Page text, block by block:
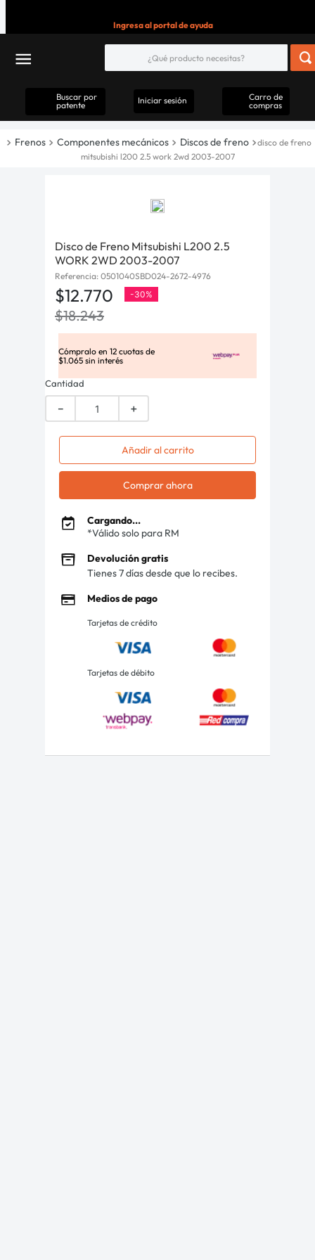
Ingresa al portal de ayuda
Buscar por
patente
Iniciar sesión
Carro de
compras
Frenos Componentes mecánicos Discos de freno
disco de freno
mitsubishi l200 2.5 work 2wd 2003-2007
Disco de Freno Mitsubishi L200 2.5
WORK 2WD 2003-2007
Referencia: 0501040SBD024-2672-4976
$12.770 -30%
$18.243
Cómpralo en 12 cuotas de
$1.065 sin interés
Cantidad
＋
－
Añadir al carrito
Comprar ahora
Cargando...
*Válido solo para RM
Devolución gratis
Tienes 7 días desde que lo recibes.
Medios de pago
Tarjetas de crédito
Tarjetas de débito